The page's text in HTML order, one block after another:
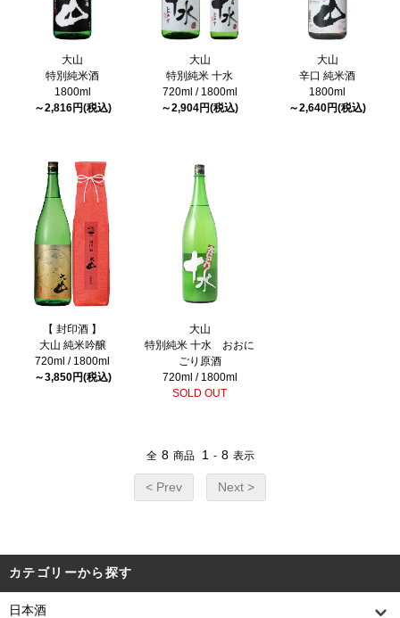
大山
特別純米酒
1800ml
～2,816円(税込)
大山
特別純米 十水
720ml / 1800ml
～2,904円(税込)
大山
辛口 純米酒
1800ml
～2,640円(税込)
【 封印酒 】
大山 純米吟醸
720ml / 1800ml
～3,850円(税込)
大山
特別純米 十水 おおに
ごり原酒
720ml / 1800ml
SOLD OUT
全 8 商品 1 - 8 表示
< Prev Next >
カテゴリーから探す
日本酒